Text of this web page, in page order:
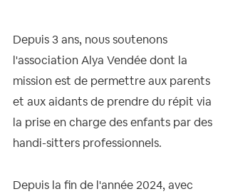
Depuis 3 ans, nous soutenons
l'association Alya Vendée dont la
mission est de permettre aux parents
et aux aidants de prendre du répit via
la prise en charge des enfants par des
handi-sitters professionnels.
Depuis la fin de l'année 2024, avec